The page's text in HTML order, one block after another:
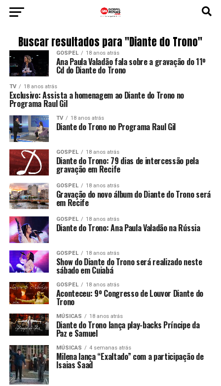
Buscar resultados para "Diante do Trono"
GOSPEL 18 anos atrás
Ana Paula Valadão fala sobre a gravação do 11º
Cd do Diante do Trono
TV 18 anos atrás
Exclusivo: Assista a homenagem ao Diante do Trono no
Programa Raul Gil
TV 18 anos atrás
Diante do Trono no Programa Raul Gil
GOSPEL 18 anos atrás
Diante do Trono: 79 dias de intercessão pela
gravação em Recife
GOSPEL 18 anos atrás
Gravação do novo álbum do Diante do Trono será
em Recife
GOSPEL 18 anos atrás
Diante do Trono: Ana Paula Valadão na Rússia
GOSPEL 18 anos atrás
Show do Diante do Trono será realizado neste
sábado em Cuiabá
GOSPEL 18 anos atrás
Aconteceu: 9º Congresso de Louvor Diante do
Trono
MÚSICAS 18 anos atrás
Diante do Trono lança play-backs Príncipe da
Paz e Samuel
MÚSICAS 4 semanas atrás
Milena lança “Exaltado” com a participação de
Isaias Saad